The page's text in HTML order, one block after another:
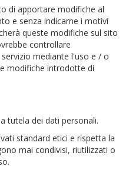
di apportare modifiche al
e senza indicarne i motivi
queste modifiche sul sito
controllare
mediante l'uso e / o
modifiche introdotte di
tutela dei dati personali.
standard etici e rispetta la
mai condivisi, riutilizzati o